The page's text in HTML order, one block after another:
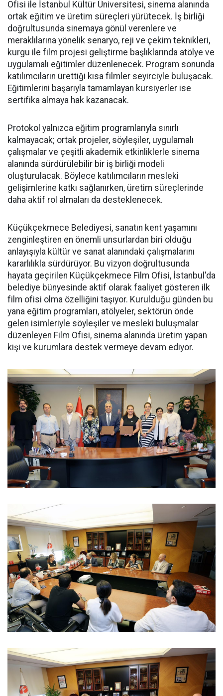
Ofisi ile İstanbul Kültür Üniversitesi, sinema alanında
ortak eğitim ve üretim süreçleri yürütecek. İş birliği
doğrultusunda sinemaya gönül verenlere ve
meraklılarına yönelik senaryo, reji ve çekim teknikleri,
kurgu ile film projesi geliştirme başlıklarında atölye ve
uygulamalı eğitimler düzenlenecek. Program sonunda
katılımcıların ürettiği kısa filmler seyirciyle buluşacak.
Eğitimlerini başarıyla tamamlayan kursiyerler ise
sertifika almaya hak kazanacak.
Protokol yalnızca eğitim programlarıyla sınırlı
kalmayacak; ortak projeler, söyleşiler, uygulamalı
çalışmalar ve çeşitli akademik etkinliklerle sinema
alanında sürdürülebilir bir iş birliği modeli
oluşturulacak. Böylece katılımcıların mesleki
gelişimlerine katkı sağlanırken, üretim süreçlerinde
daha aktif rol almaları da desteklenecek.
Küçükçekmece Belediyesi, sanatın kent yaşamını
zenginleştiren en önemli unsurlardan biri olduğu
anlayışıyla kültür ve sanat alanındaki çalışmalarını
kararlılıkla sürdürüyor. Bu vizyon doğrultusunda
hayata geçirilen Küçükçekmece Film Ofisi, İstanbul'da
belediye bünyesinde aktif olarak faaliyet gösteren ilk
film ofisi olma özelliğini taşıyor. Kurulduğu günden bu
yana eğitim programları, atölyeler, sektörün önde
gelen isimleriyle söyleşiler ve mesleki buluşmalar
düzenleyen Film Ofisi, sinema alanında üretim yapan
kişi ve kurumlara destek vermeye devam ediyor.